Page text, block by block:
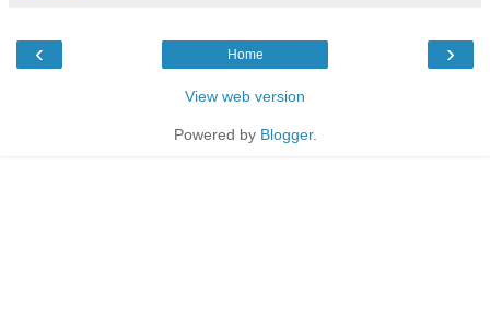
‹ ›
Home
View web version
Powered by Blogger.